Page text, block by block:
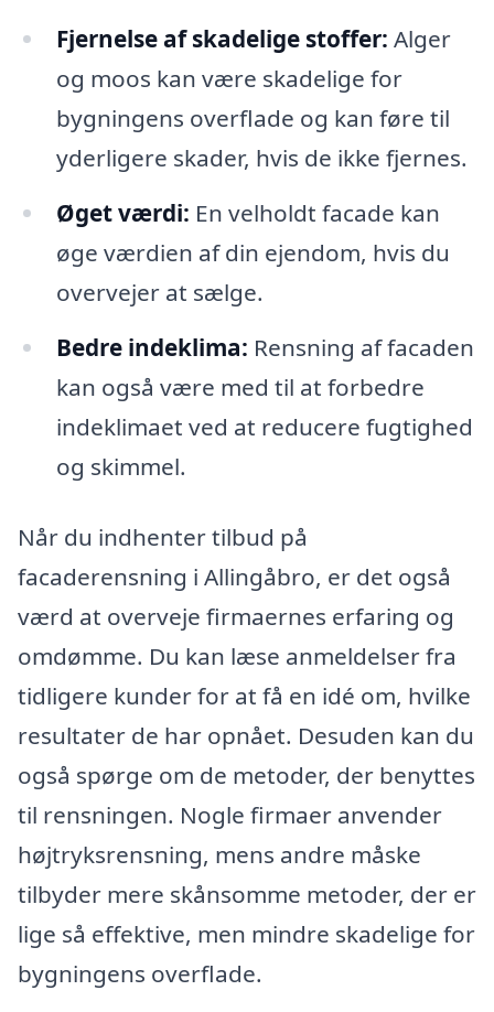
Fjernelse af skadelige stoffer: Alger
og moos kan være skadelige for
bygningens overflade og kan føre til
yderligere skader, hvis de ikke fjernes.
Øget værdi: En velholdt facade kan
øge værdien af din ejendom, hvis du
overvejer at sælge.
Bedre indeklima: Rensning af facaden
kan også være med til at forbedre
indeklimaet ved at reducere fugtighed
og skimmel.
Når du indhenter tilbud på
facaderensning i Allingåbro, er det også
værd at overveje firmaernes erfaring og
omdømme. Du kan læse anmeldelser fra
tidligere kunder for at få en idé om, hvilke
resultater de har opnået. Desuden kan du
også spørge om de metoder, der benyttes
til rensningen. Nogle firmaer anvender
højtryksrensning, mens andre måske
tilbyder mere skånsomme metoder, der er
lige så effektive, men mindre skadelige for
bygningens overflade.